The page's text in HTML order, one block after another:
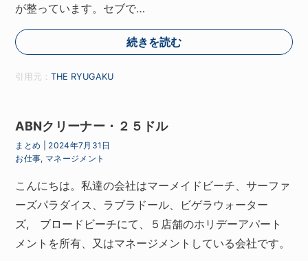
が整っています。セブで…
続きを読む
引用元：THE RYUGAKU
ABNクリーナー・２５ドル
まとめ
2024年7月31日
お仕事, マネージメント
こんにちは。私達の会社はマーメイドビーチ、サーファ
ーズパラダイス、ラブラドール、ビゲラウォーター
ズ, ブロードビーチにて、５店舗のホリデーアパート
メントを所有、又はマネージメントしている会社です。